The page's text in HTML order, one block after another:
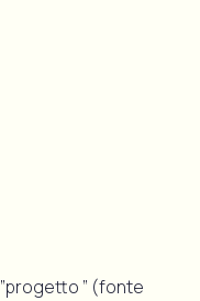
”progetto ” (fonte